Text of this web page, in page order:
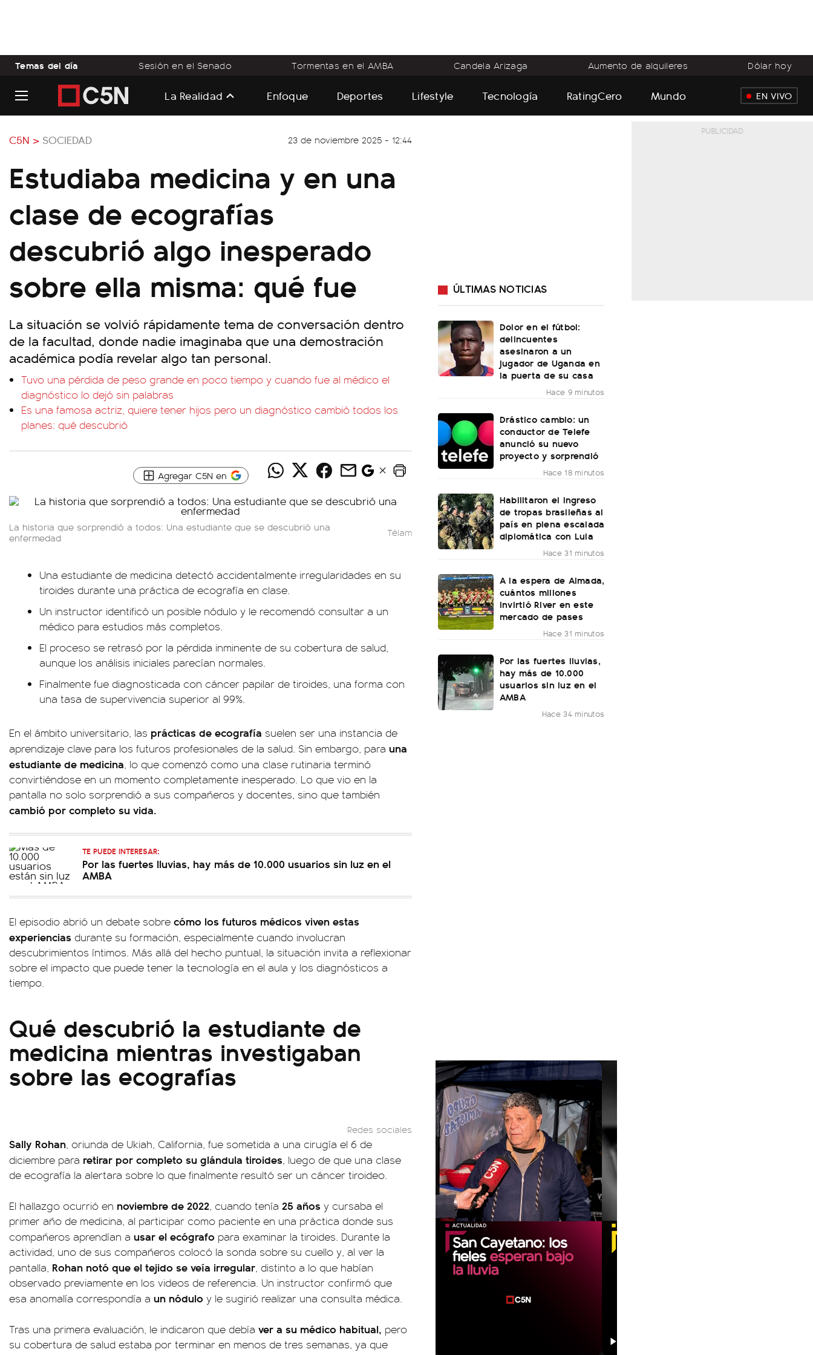
Temas del día Sesión en el Senado Tormentas en el AMBA Candela Arizaga Aumento de alquileres Dólar hoy
La Realidad Enfoque Deportes Lifestyle Tecnología RatingCero Mundo EN VIVO
C5N > SOCIEDAD 23 de noviembre 2025 - 12:44
Estudiaba medicina y en una
clase de ecografías
descubrió algo inesperado
sobre ella misma: qué fue
La situación se volvió rápidamente tema de conversación dentro
de la facultad, donde nadie imaginaba que una demostración
académica podía revelar algo tan personal.
Tuvo una pérdida de peso grande en poco tiempo y cuando fue al médico el
diagnóstico lo dejó sin palabras
Es una famosa actriz, quiere tener hijos pero un diagnóstico cambió todos los
planes: qué descubrió
Agregar C5N en
La historia que sorprendió a todos: Una estudiante que se descubrió una
enfermedad
Télam
Una estudiante de medicina detectó accidentalmente irregularidades en su
tiroides durante una práctica de ecografía en clase.
Un instructor identificó un posible nódulo y le recomendó consultar a un
médico para estudios más completos.
El proceso se retrasó por la pérdida inminente de su cobertura de salud,
aunque los análisis iniciales parecían normales.
Finalmente fue diagnosticada con cáncer papilar de tiroides, una forma con
una tasa de supervivencia superior al 99%.
En el ámbito universitario, las prácticas de ecografía suelen ser una instancia de
aprendizaje clave para los futuros profesionales de la salud. Sin embargo, para una
estudiante de medicina, lo que comenzó como una clase rutinaria terminó
convirtiéndose en un momento completamente inesperado. Lo que vio en la
pantalla no solo sorprendió a sus compañeros y docentes, sino que también
cambió por completo su vida.
TE PUEDE INTERESAR:
Por las fuertes lluvias, hay más de 10.000 usuarios sin luz en el
AMBA
El episodio abrió un debate sobre cómo los futuros médicos viven estas
experiencias durante su formación, especialmente cuando involucran
descubrimientos íntimos. Más allá del hecho puntual, la situación invita a reflexionar
sobre el impacto que puede tener la tecnología en el aula y los diagnósticos a
tiempo.
Qué descubrió la estudiante de
medicina mientras investigaban
sobre las ecografías
Redes sociales
Sally Rohan, oriunda de Ukiah, California, fue sometida a una cirugía el 6 de
diciembre para retirar por completo su glándula tiroides, luego de que una clase
de ecografía la alertara sobre lo que finalmente resultó ser un cáncer tiroideo.
El hallazgo ocurrió en noviembre de 2022, cuando tenía 25 años y cursaba el
primer año de medicina, al participar como paciente en una práctica donde sus
compañeros aprendían a usar el ecógrafo para examinar la tiroides. Durante la
actividad, uno de sus compañeros colocó la sonda sobre su cuello y, al ver la
pantalla, Rohan notó que el tejido se veía irregular, distinto a lo que habían
observado previamente en los videos de referencia. Un instructor confirmó que
esa anomalía correspondía a un nódulo y le sugirió realizar una consulta médica.
Tras una primera evaluación, le indicaron que debía ver a su médico habitual, pero
su cobertura de salud estaba por terminar en menos de tres semanas, ya que
ÚLTIMAS NOTICIAS
Dolor en el fútbol:
delincuentes
asesinaron a un
jugador de Uganda en
la puerta de su casa
Hace 9 minutos
Drástico cambio: un
conductor de Telefe
anunció su nuevo
proyecto y sorprendió
Hace 18 minutos
Habilitaron el ingreso
de tropas brasileñas al
país en plena escalada
diplomática con Lula
Hace 31 minutos
A la espera de Almada,
cuántos millones
invirtió River en este
mercado de pases
Hace 31 minutos
Por las fuertes lluvias,
hay más de 10.000
usuarios sin luz en el
AMBA
Hace 34 minutos
00:00 00:00